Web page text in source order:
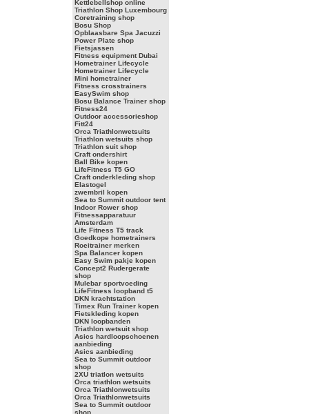
Kettlebellshop online
Triathlon Shop Luxembourg
Coretraining shop
Bosu Shop
Opblaasbare Spa Jacuzzi
Power Plate shop
Fietsjassen
Fitness equipment Dubai
Hometrainer Lifecycle
Hometrainer Lifecycle
Mini hometrainer
Fitness crosstrainers
EasySwim shop
Bosu Balance Trainer shop
Fitness24
Outdoor accessorieshop
Fitt24
Orca Triathlonwetsuits
Triathlon wetsuits shop
Triathlon suit shop
Craft ondershirt
Ball Bike kopen
LifeFitness T5 GO
Craft onderkleding shop
Elastogel
zwembril kopen
Sea to Summit outdoor tent
Indoor Rower shop
Fitnessapparatuur
Amsterdam
Life Fitness T5 track
Goedkope hometrainers
Roeitrainer merken
Spa Balancer kopen
Easy Swim pakje kopen
Concept2 Rudergerate
shop
Mulebar sportvoeding
LifeFitness loopband t5
DKN krachtstation
Timex Run Trainer kopen
Fietskleding kopen
DKN loopbanden
Triathlon wetsuit shop
Asics hardloopschoenen
aanbieding
Asics aanbieding
Sea to Summit outdoor
shop
2XU triatlon wetsuits
Orca triathlon wetsuits
Orca Triathlonwetsuits
Orca Triathlonwetsuits
Sea to Summit outdoor
shop